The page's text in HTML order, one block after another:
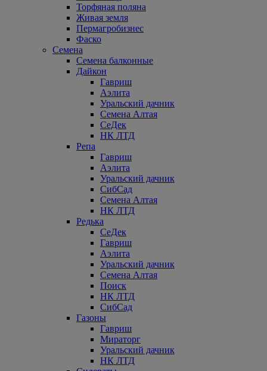
Торфяная поляна
Живая земля
Пермагробизнес
Фаско
Семена
Семена балконные
Дайкон
Гавриш
Аэлита
Уральский дачник
Семена Алтая
СеДек
НК ЛТД
Репа
Гавриш
Аэлита
Уральский дачник
СибСад
Семена Алтая
НК ЛТД
Редька
СеДек
Гавриш
Аэлита
Уральский дачник
Семена Алтая
Поиск
НК ЛТД
СибСад
Газоны
Гавриш
Мираторг
Уральский дачник
НК ЛТД